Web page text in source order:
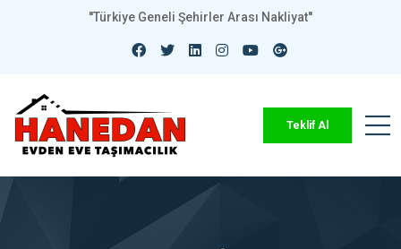
''Türkiye Geneli Şehirler Arası Nakliyat''
Teklif Al